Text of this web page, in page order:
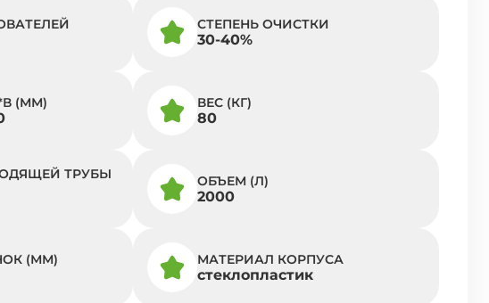
СТЕПЕНЬ ОЧИСТКИ
30-40%
(ММ) ВЕС (КГ)
80
ТРУБЫ
ОБЪЕМ (Л)
2000
(ММ) МАТЕРИАЛ КОРПУСА
стеклопластик